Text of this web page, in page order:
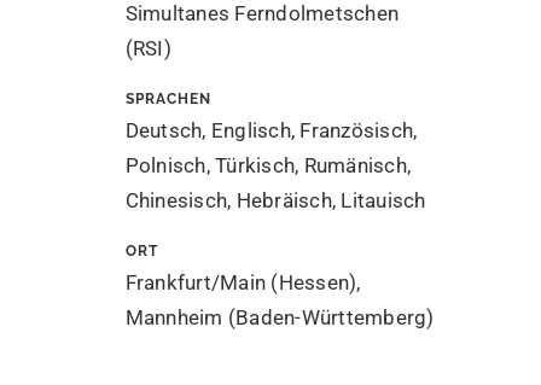
Simultanes Ferndolmetschen
(RSI)
SPRACHEN
Deutsch, Englisch, Französisch,
Polnisch, Türkisch, Rumänisch,
Chinesisch, Hebräisch, Litauisch
ORT
Frankfurt/Main (Hessen),
Mannheim (Baden-Württemberg)